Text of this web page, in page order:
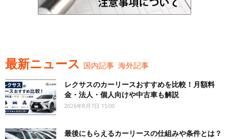
最新ニュース 国内記事 海外記事
レクサスのカーリースおすすめを比較！月額料
金・法人・個人向けや中古車も解説
2026年8月7日 15:00
最後にもらえるカーリースの仕組みや条件とは？